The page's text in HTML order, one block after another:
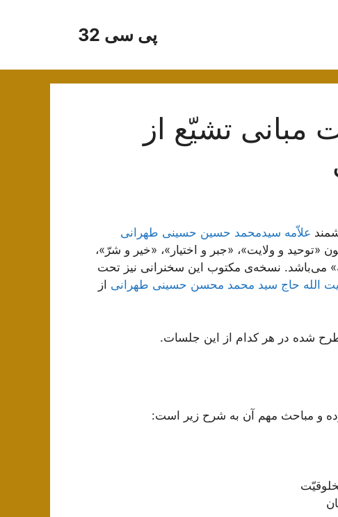
پی سی 32
تشیّع از
علاّمه سیدمحمد حسین حسینی طهرانی
«توحید و ولایت»، «جبر و اختیار»، «خیر و شرّ»،
می‌باشد. نسخه‌ی مکتوب این سخنرانی نیز تحت
آیت الله حاج سید محمد محسن حسینی طهرانی از
شده در هر کدام از این جلسات.
و مباحث مهم آن به شرح زیر است: